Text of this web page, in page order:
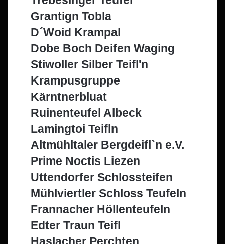
Grantign Tobla
D´Woid Krampal
Dobe Boch Deifen Waging
Stiwoller Silber Teifl'n
Krampusgruppe
Kärntnerbluat
Ruinenteufel Albeck
Lamingtoi Teifln
Altmühltaler Bergdeifl`n e.V.
Prime Noctis Liezen
Uttendorfer Schlossteifen
Mühlviertler Schloss Teufeln
Frannacher Höllenteufeln
Edter Traun Teifl